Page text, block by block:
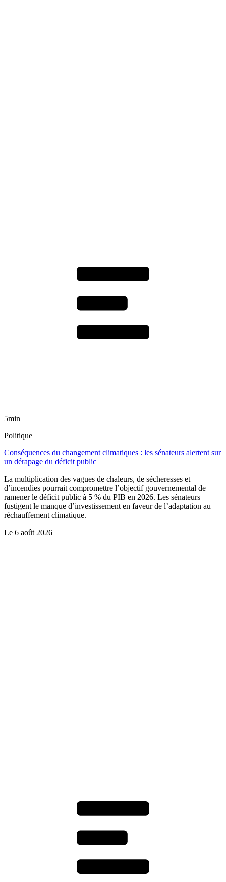
5min
Politique
Conséquences du changement climatiques : les sénateurs alertent sur
un dérapage du déficit public
La multiplication des vagues de chaleurs, de sécheresses et
d’incendies pourrait compromettre l’objectif gouvernemental de
ramener le déficit public à 5 % du PIB en 2026. Les sénateurs
fustigent le manque d’investissement en faveur de l’adaptation au
réchauffement climatique.
Le 6 août 2026